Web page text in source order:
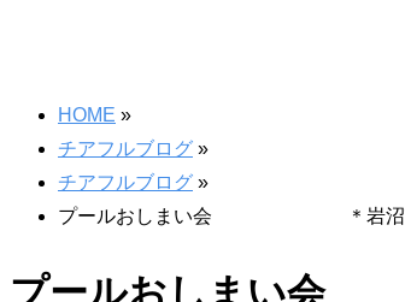
HOME »
チアフルブログ »
チアフルブログ »
プールおしまい会 ＊岩沼市チ
プールおしまい